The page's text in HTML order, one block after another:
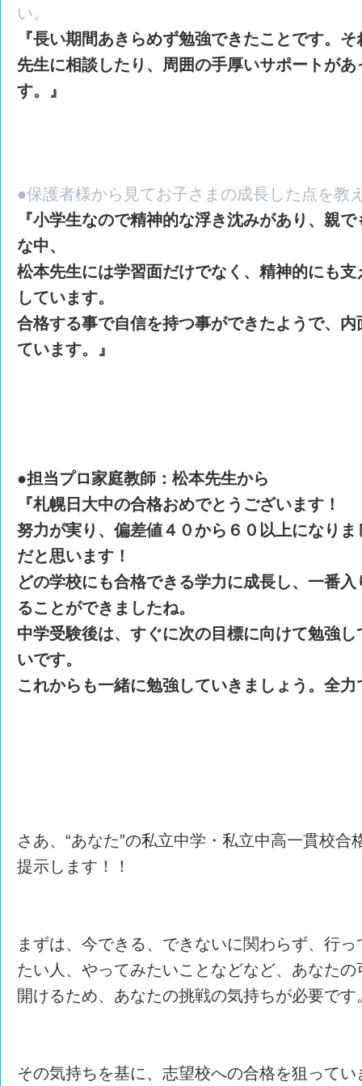
い。
『長い期間あきらめず勉強できたことです。
先生に相談したり、周囲の手厚いサポートが
す。 』
●保護者様から見てお子さまの成長した点を教
『小学生なので精神的な浮き沈みがあり、親
な中、
松本先生には学習面だけでなく、精神的にも
しています。
合格する事で自信を持つ事ができたようで、
ています。』
●担当プロ家庭教師： 松本先生から
『札幌日大中の合格おめでとうございます！
努力が実り、偏差値４０から６０以上になり
だと思います！
どの学校にも合格できる学力に成長し、一番
ることができましたね。
中学受験後は、すぐに次の目標に向けて勉強
いです。
これからも一緒に勉強していきましょう。全
さあ、“あなた”の私立中学・私立中高一貫校合
提示します！！
まずは、今できる、できないに関わらず、行
たい人、やってみたいことなどなど、あなた
開けるため、あなたの挑戦の気持ちが必要です
その気持ちを基に、志望校への合格を狙って